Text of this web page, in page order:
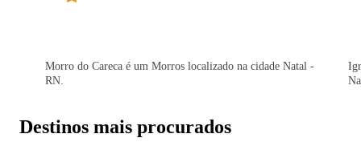
Morro do Careca é um Morros localizado na cidade Natal -
RN.
Destinos mais procurados